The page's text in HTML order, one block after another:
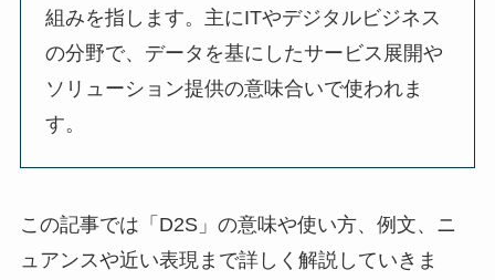
組みを指します。主にITやデジタルビジネス
の分野で、データを基にしたサービス展開や
ソリューション提供の意味合いで使われま
す。
この記事では「D2S」の意味や使い方、例文、ニ
ュアンスや近い表現まで詳しく解説していきま